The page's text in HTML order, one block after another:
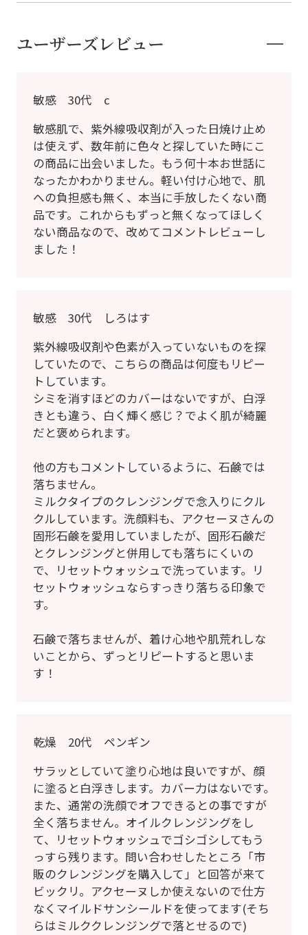
ユーザーズレビュー
敏感 30代 c
敏感肌で、紫外線吸収剤が入った日焼け止め
は使えず、数年前に色々と探していた時にこ
の商品に出会いました。もう何十本お世話に
なったかわかりません。軽い付け心地で、肌
への負担感も無く、本当に手放したくない商
品です。これからもずっと無くなってほしく
ない商品なので、改めてコメントレビューし
ました！
敏感 30代 しろはす
紫外線吸収剤や色素が入っていないものを探
していたので、こちらの商品は何度もリピー
トしています。
シミを消すほどのカバーはないですが、白浮
きとも違う、白く輝く感じ？でよく肌が綺麗
だと褒められます。
他の方もコメントしているように、石鹸では
落ちません。
ミルクタイプのクレンジングで念入りにクル
クルしています。洗顔料も、アクセーヌさんの
固形石鹸を愛用していましたが、固形石鹸だ
とクレンジングと併用しても落ちにくいの
で、リセットウォッシュで洗っています。リ
セットウォッシュならすっきり落ちる印象で
す。
石鹸で落ちませんが、着け心地や肌荒れしな
いことから、ずっとリピートすると思いま
す！
乾燥 20代 ペンギン
サラッとしていて塗り心地は良いですが、顔
に塗ると白浮きします。カバー力はないです。
また、通常の洗顔でオフできるとの事ですが
全く落ちません。オイルクレンジングをし
て、リセットウォッシュでゴシゴシしてもう
っすら残ります。問い合わせしたところ「市
販のクレンジングを購入して」と回答が来て
ビックリ。アクセーヌしか使えないので仕方
なくマイルドサンシールドを使ってます(そち
らはミルククレンジングで落とせるので)